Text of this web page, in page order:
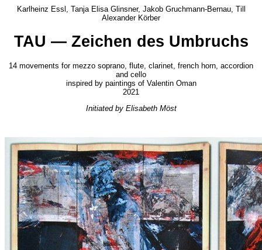
Karlheinz Essl, Tanja Elisa Glinsner, Jakob Gruchmann-Bernau, Till
Alexander Körber
TAU — Zeichen des Umbruchs
14 movements for mezzo soprano, flute, clarinet, french horn, accordion
and cello
inspired by paintings of Valentin Oman
2021
Initiated by Elisabeth Möst